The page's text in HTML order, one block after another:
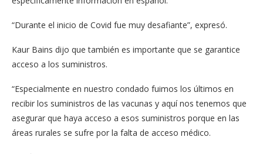
“Durante el inicio de Covid fue muy desafiante”, expresó.
Kaur Bains dijo que también es importante que se garantice
acceso a los suministros.
“Especialmente en nuestro condado fuimos los últimos en
recibir los suministros de las vacunas y aquí nos tenemos que
asegurar que haya acceso a esos suministros porque en las
áreas rurales se sufre por la falta de acceso médico.